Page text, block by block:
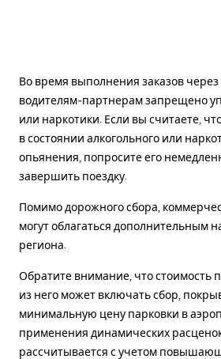
Во время выполнения заказов
водителям-партнерам запрещено
или наркотики. Если вы считаете,
в состоянии алкогольного или
опьянения, попросите его
завершить поездку.
Помимо дорожного сбора,
могут облагаться дополнительным
региона.
Обратите внимание, что стоимость
из него может включать сбор,
минимальную цену парковки в
применения динамических
рассчитывается с учетом